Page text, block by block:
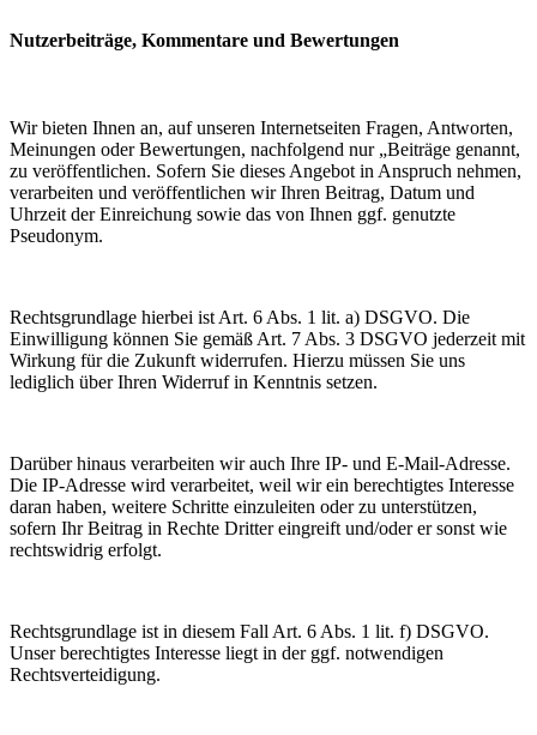
Nutzerbeiträge, Kommentare und Bewertungen
Wir bieten Ihnen an, auf unseren Internetseiten Fragen, Antworten,
Meinungen oder Bewertungen, nachfolgend nur „Beiträge genannt,
zu veröffentlichen. Sofern Sie dieses Angebot in Anspruch nehmen,
verarbeiten und veröffentlichen wir Ihren Beitrag, Datum und
Uhrzeit der Einreichung sowie das von Ihnen ggf. genutzte
Pseudonym.
Rechtsgrundlage hierbei ist Art. 6 Abs. 1 lit. a) DSGVO. Die
Einwilligung können Sie gemäß Art. 7 Abs. 3 DSGVO jederzeit mit
Wirkung für die Zukunft widerrufen. Hierzu müssen Sie uns
lediglich über Ihren Widerruf in Kenntnis setzen.
Darüber hinaus verarbeiten wir auch Ihre IP- und E-Mail-Adresse.
Die IP-Adresse wird verarbeitet, weil wir ein berechtigtes Interesse
daran haben, weitere Schritte einzuleiten oder zu unterstützen,
sofern Ihr Beitrag in Rechte Dritter eingreift und/oder er sonst wie
rechtswidrig erfolgt.
Rechtsgrundlage ist in diesem Fall Art. 6 Abs. 1 lit. f) DSGVO.
Unser berechtigtes Interesse liegt in der ggf. notwendigen
Rechtsverteidigung.